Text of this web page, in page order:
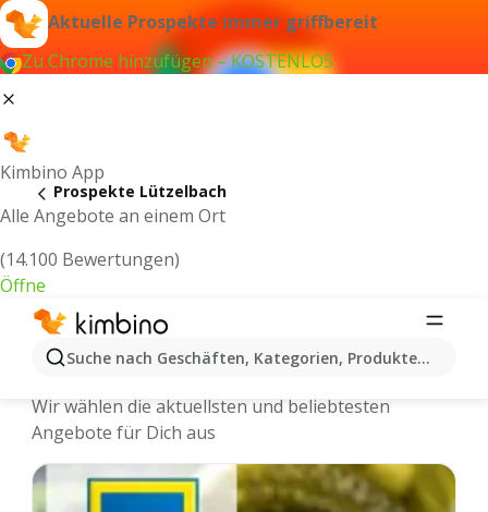
Aktuelle Prospekte immer griffbereit
Zu Chrome hinzufügen – KOSTENLOS
Kimbino App
Alle Angebote an einem Ort
(14.100 Bewertungen)
Öffne
Suche nach Geschäften, Kategorien, Produkten...
Prospekte Lützelbach
Lützelbach - Neuste Prospekte und
Wir wählen die aktuellsten und beliebtesten
Angebote für Dich aus